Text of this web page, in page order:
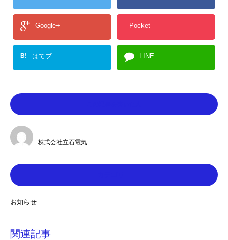
Google+ Pocket
B! はてブ LINE
株式会社立石電気
お知らせ
関連記事